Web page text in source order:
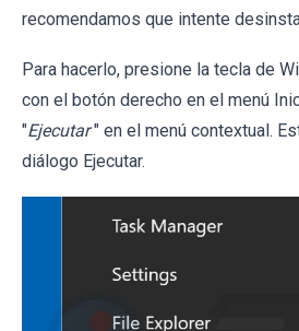
recomendamos que intente
Para hacerlo, presione la tecla de
con el botón derecho en el menú
"Ejecutar " en el menú contextual.
diálogo Ejecutar.